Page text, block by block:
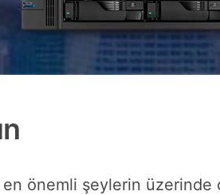
önemli şeylerin üzerinde